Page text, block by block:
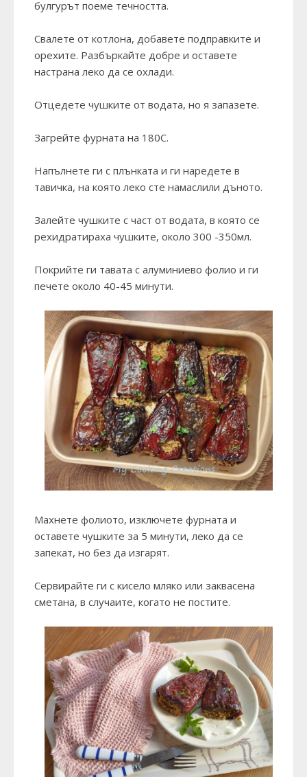
булгурът поеме течността.
Свалете от котлона, добавете подправките и
орехите. Разбъркайте добре и оставете
настрана леко да се охлади.
Отцедете чушките от водата, но я запазете.
Загрейте фурната на 180С.
Напълнете ги с плънката и ги наредете в
тавичка, на която леко сте намаслили дъното.
Залейте чушките с част от водата, в която се
рехидратираха чушките, около 300 -350мл.
Покрийте ги тавата с алуминиево фолио и ги
печете около 40-45 минути.
Махнете фолиото, изключете фурната и
оставете чушките за 5 минути, леко да се
запекат, но без да изгарят.
Сервирайте ги с кисело мляко или заквасена
сметана, в случаите, когато не постите.